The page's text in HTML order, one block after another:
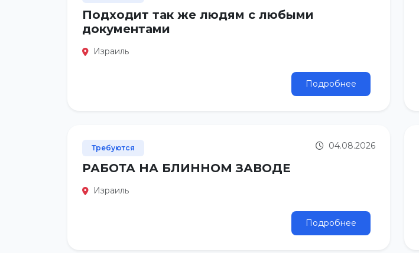
Подходит так же людям с любыми
документами
Израиль
Подробнее
Требуются 04.08.2026
РАБОТА НА БЛИННОМ ЗАВОДЕ
Израиль
Подробнее